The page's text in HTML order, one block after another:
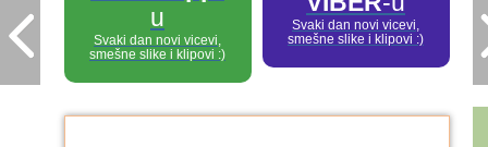
u
Svaki dan novi vicevi,
smešne slike i klipovi :)
Svaki dan novi vicevi,
smešne slike i klipovi :)